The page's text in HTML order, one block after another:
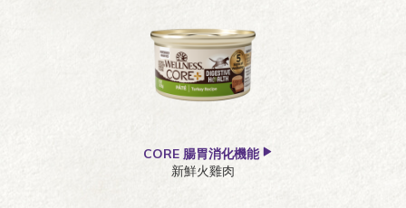
CORE 腸胃消化機能
新鮮火雞肉